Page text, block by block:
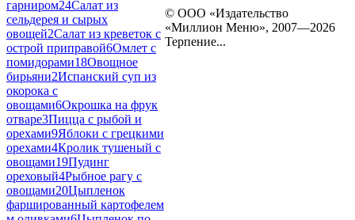
гарниром24Салат из
сельдерея и сырых
овощей2Салат из креветок с
острой приправой6Омлет с
помидорами18Овощное
бирьяни2Испанский суп из
окорока с
овощами6Окрошка на фрук
отваре3Пицца с рыбой и
орехами9Яблоки с грецкими
орехами4Кролик тушеный с
овощами19Пудинг
ореховый4Рыбное рагу с
овощами20Цыпленок
фаршированный картофелем
© ООО «Издательство
«Миллион Меню», 2007—2026
Терпение...